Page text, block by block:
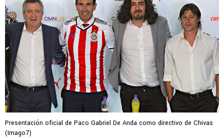
Presentación oficial de Paco Gabriel De Anda como directivo de Chivas
(Imago7)